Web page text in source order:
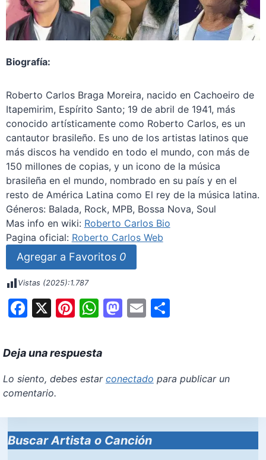
Biografía:
Roberto Carlos Braga Moreira, nacido en Cachoeiro de
Itapemirim, Espírito Santo; 19 de abril de 1941, más
conocido artísticamente como Roberto Carlos,​ es un
cantautor brasileño. Es uno de los artistas latinos que
más discos ha vendido en todo el mundo, con más de
150 millones de copias, y un icono de la música
brasileña en el mundo, nombrado en su país y en el
resto de América Latina como El rey de la música latina.
Géneros: Balada, Rock, MPB, Bossa Nova, Soul
Mas info en wiki: Roberto Carlos Bio
Pagina oficial: Roberto Carlos Web
Agregar a Favoritos 0
Vistas (2025):1.787
F
c
e
b
o
o
k
X Pi
er
e
st
W
at
s
A
p
M
d
n
E S
Deja una respuesta
Lo siento, debes estar conectado para publicar un
comentario.
Buscar Artista o Canción